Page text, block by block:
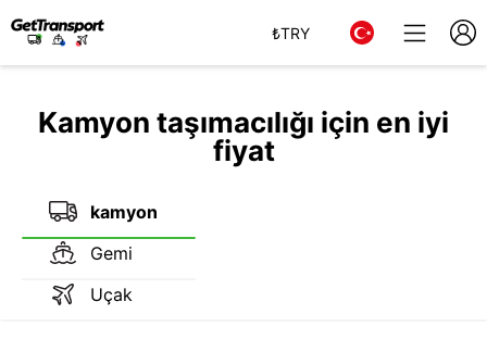
₺TRY
Kamyon taşımacılığı için en iyi
fiyat
kamyon
Gemi
Uçak